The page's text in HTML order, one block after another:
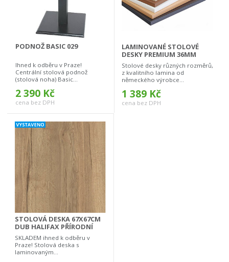
PODNOŽ BASIC 029
Ihned k odběru v Praze!
Centrální stolová podnož
(stolová noha) Basic...
2 390 Kč
cena bez DPH
LAMINOVANÉ STOLOVÉ
DESKY PREMIUM 36MM
Stolové desky různých rozměrů,
z kvalitního lamina od
německého výrobce...
1 389 Kč
cena bez DPH
STOLOVÁ DESKA 67X67CM
DUB HALIFAX PŘÍRODNÍ
SKLADEM ihned k odběru v
Praze! Stolová deska s
laminovaným...